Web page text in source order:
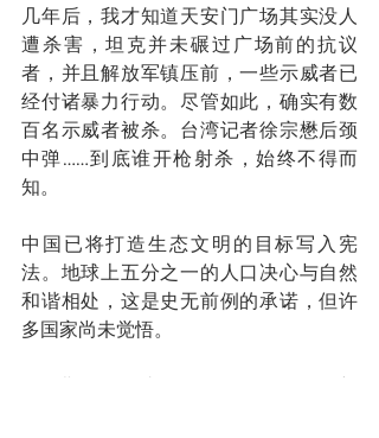
几年后，我才知道天安门广场其实没人
遭杀害，坦克并未碾过广场前的抗议
者，并且解放军镇压前，一些示威者已
经付诸暴力行动。尽管如此，确实有数
百名示威者被杀。台湾记者徐宗懋后颈
中弹……到底谁开枪射杀，始终不得而
知。
中国已将打造生态文明的目标写入宪
法。地球上五分之一的人口决心与自然
和谐相处，这是史无前例的承诺，但许
多国家尚未觉悟。